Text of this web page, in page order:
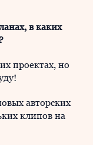
в каких
проектах, но
авторских
клипов на